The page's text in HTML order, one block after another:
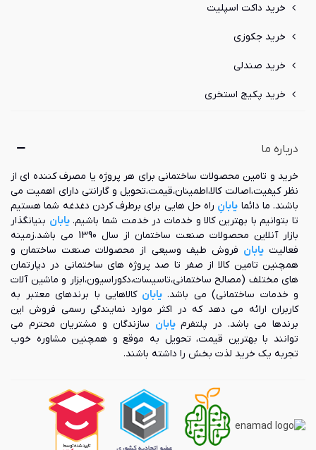
خرید داکت اسپلیت
خرید جکوزی
خرید صندلی
خرید پکیج استخری
درباره ما
خرید و تامین محصولات ساختمانی برای هر پروژه یا مصرف کننده ای از
نظر کیفیت،اصالت کالا،اطمینان،قیمت،تحویل و گارانتی دارای اهمیت می
باشند. ما دائما یابانِ راه حل هایی برای برطرف کردن دغدغه شما هستیم
تا بتوانیم با بهترین کالا و خدمات در خدمت شما باشیم.یابان بنیانگذار
بازار آنلاین محصولات صنعت ساختمان از سال 1390 می باشد.زمینه
فعالیتیابان فروش طیف وسیعی از محصولات صنعت ساختمان و
همچنین تامین کالا از صفر تا صد پروژه های ساختمانی در دپارتمان
های مختلف (مصالح ساختمانی،تاسیسات،دکوراسیون،ابزار و ماشین آلات
و خدمات ساختمانی) می باشد.یابان کالاهایی با برندهای معتبر به
کاربران ارائه می دهد که در اکثر موارد نمایندگی رسمی فروش این
برندها می باشد. در پلتفرمیابان سازندگان و مشتریان محترم می
توانند با بهترین قیمت، تحویل به موقع و همچنین مشاوره خوب
تجربه یک خرید لذت بخش را داشته باشند.